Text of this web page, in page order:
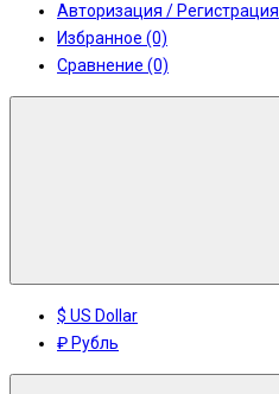
Авторизация / Регистрация
Избранное (0)
Сравнение (0)
$ US Dollar
₽ Рубль